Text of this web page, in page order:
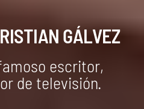
GÁLVEZ
escritor,
de televisión.